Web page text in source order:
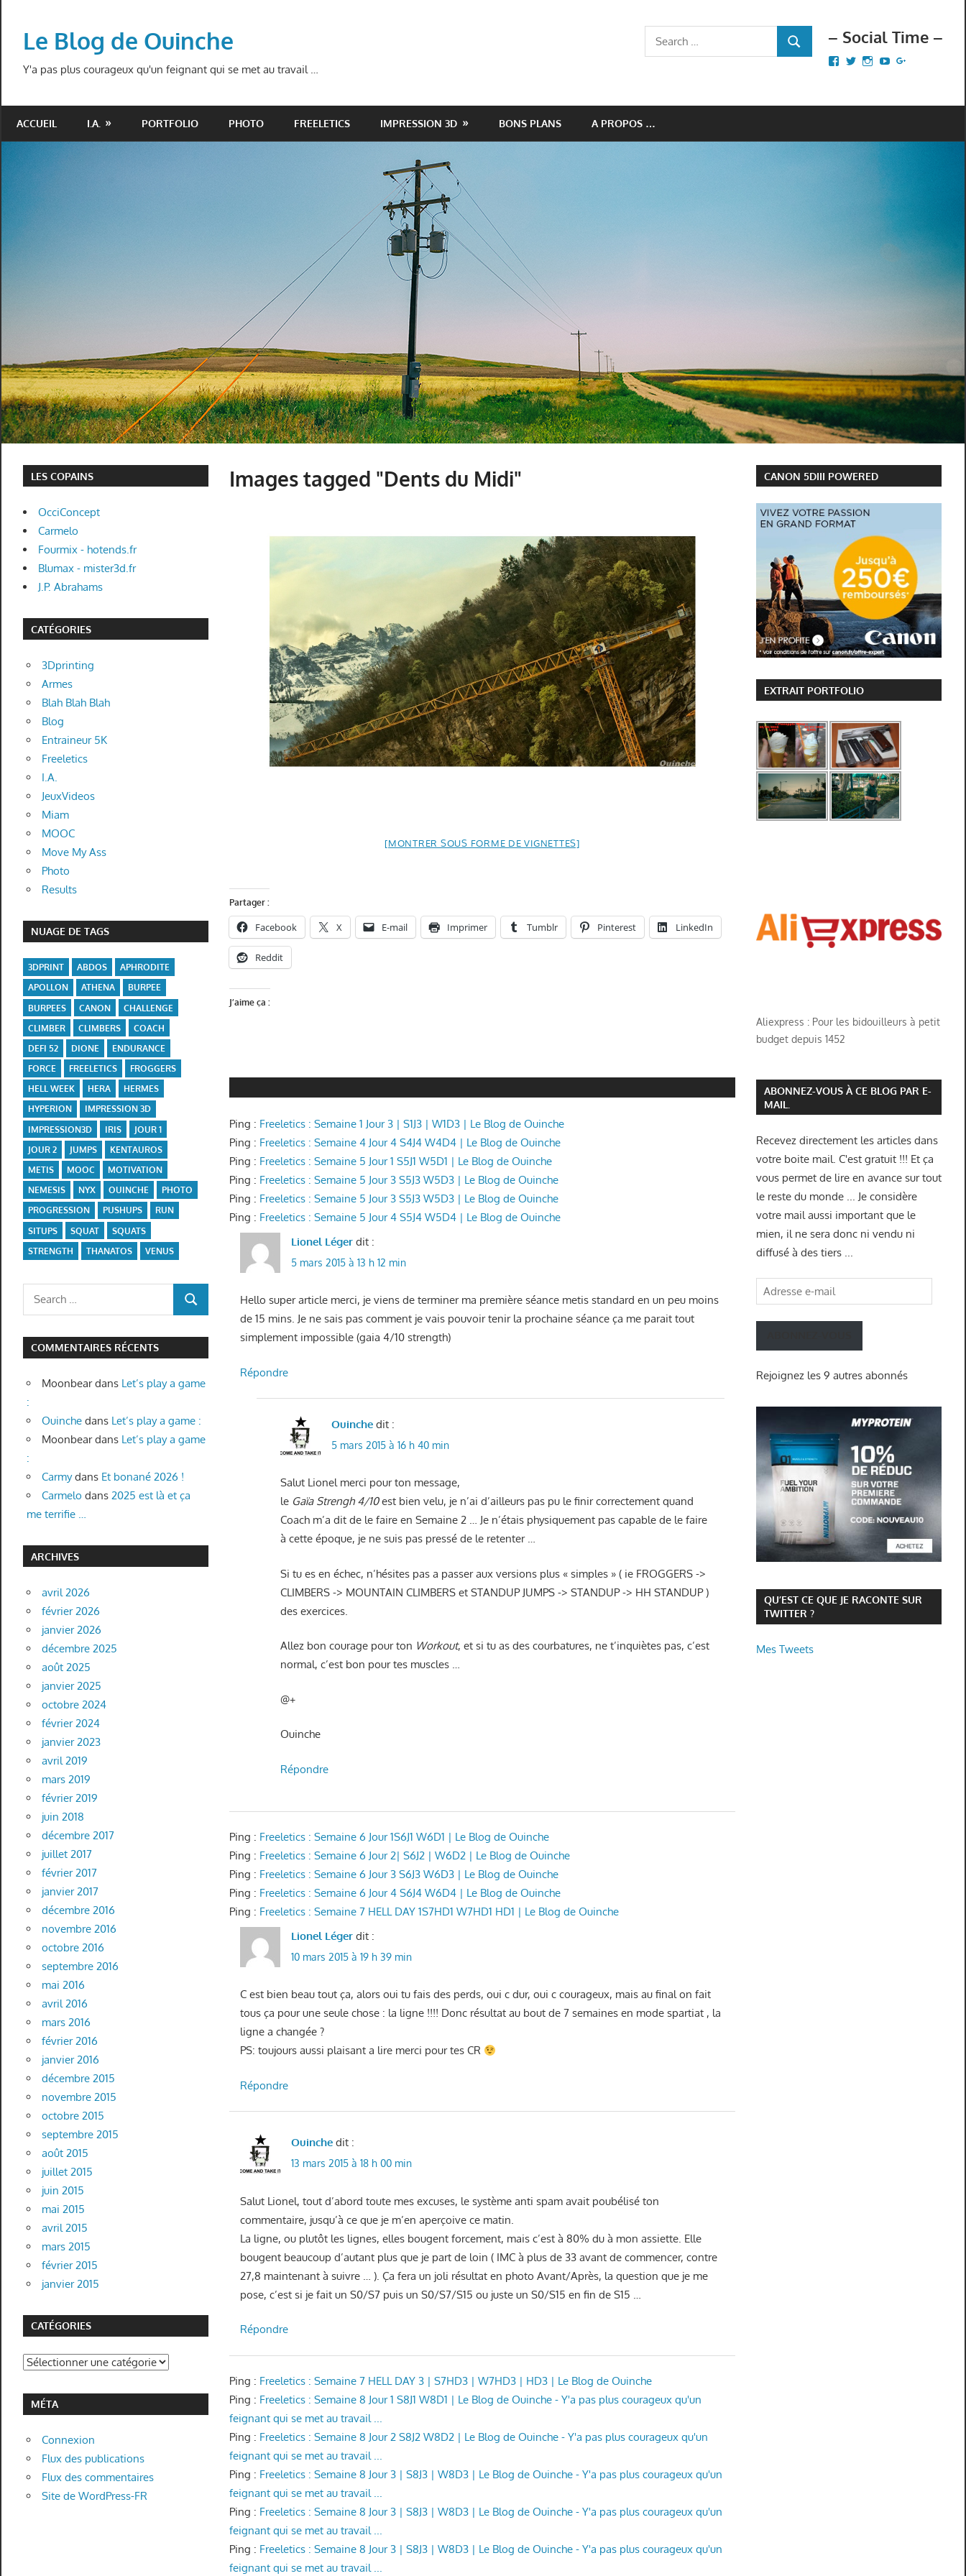
contentLe Blog de Ouinche
Y'a pas plus courageux qu'un feignant qui se met au travail …
– Social Time –
Facebook
TwitterInstagram
YouTube
Search
for:
SEARCH
ACCUEIL I.A. PORTFOLIO PHOTO FREELETICS IMPRESSION 3D BONS PLANS A PROPOS …
Images tagged "Dents du Midi"
[MONTRER SOUS FORME DE VIGNETTES]
Partager :
Facebook X E-mail Imprimer Tumblr Pinterest LinkedIn
Reddit
J’aime ça :
Ping : Freeletics : Semaine 1 Jour 3 | S1J3 | W1D3 | Le Blog de Ouinche
Ping : Freeletics : Semaine 4 Jour 4 S4J4 W4D4 | Le Blog de Ouinche
Ping : Freeletics : Semaine 5 Jour 1 S5J1 W5D1 | Le Blog de Ouinche
Ping : Freeletics : Semaine 5 Jour 3 S5J3 W5D3 | Le Blog de Ouinche
Ping : Freeletics : Semaine 5 Jour 3 S5J3 W5D3 | Le Blog de Ouinche
Ping : Freeletics : Semaine 5 Jour 4 S5J4 W5D4 | Le Blog de Ouinche
Lionel Léger dit :
5 mars 2015 à 13 h 12 min
Hello super article merci, je viens de terminer ma première séance metis standard en un peu moins
de 15 mins. Je ne sais pas comment je vais pouvoir tenir la prochaine séance ça me parait tout
simplement impossible (gaia 4/10 strength)
Répondre
Ouinche dit :
5 mars 2015 à 16 h 40 min
Salut Lionel merci pour ton message,
le Gaïa Strengh 4/10est bien velu, je n’ai d’ailleurs pas pu le finir correctement quand
Coach m’a dit de le faire en Semaine 2 … Je n’étais physiquement pas capable de le faire
à cette époque, je ne suis pas pressé de le retenter …
Si tu es en échec, n’hésites pas a passer aux versions plus « simples » ( ie FROGGERS ->
CLIMBERS -> MOUNTAIN CLIMBERS et STANDUP JUMPS -> STANDUP -> HH STANDUP )
des exercices.
Allez bon courage pour ton Workout, et si tu as des courbatures, ne t’inquiètes pas, c’est
normal, c’est bon pour tes muscles …
@+
Ouinche
Répondre
Ping : Freeletics : Semaine 6 Jour 1S6J1 W6D1 | Le Blog de Ouinche
Ping : Freeletics : Semaine 6 Jour 2| S6J2 | W6D2 | Le Blog de Ouinche
Ping : Freeletics : Semaine 6 Jour 3 S6J3 W6D3 | Le Blog de Ouinche
Ping : Freeletics : Semaine 6 Jour 4 S6J4 W6D4 | Le Blog de Ouinche
Ping : Freeletics : Semaine 7 HELL DAY 1S7HD1 W7HD1 HD1 | Le Blog de Ouinche
Lionel Léger dit :
10 mars 2015 à 19 h 39 min
C est bien beau tout ça, alors oui tu fais des perds, oui c dur, oui c courageux, mais au final on fait
tous ça pour une seule chose : la ligne !!!! Donc résultat au bout de 7 semaines en mode spartiat , la
ligne a changée ?
PS: toujours aussi plaisant a lire merci pour tes CR
Répondre
Ouinche dit :
13 mars 2015 à 18 h 00 min
Salut Lionel, tout d’abord toute mes excuses, le système anti spam avait poubélisé ton
commentaire, jusqu’à ce que je m’en aperçoive ce matin.
La ligne, ou plutôt les lignes, elles bougent forcement, mais c’est à 80% du à mon assiette. Elle
bougent beaucoup d’autant plus que je part de loin ( IMC à plus de 33 avant de commencer, contre
27,8 maintenant à suivre … ). Ça fera un joli résultat en photo Avant/Après, la question que je me
pose, c’est si je fait un S0/S7 puis un S0/S7/S15 ou juste un S0/S15 en fin de S15 …
Répondre
Ping : Freeletics : Semaine 7 HELL DAY 3 | S7HD3 | W7HD3 | HD3 | Le Blog de Ouinche
Ping : Freeletics : Semaine 8 Jour 1 S8J1 W8D1 | Le Blog de Ouinche - Y'a pas plus courageux qu'un
feignant qui se met au travail ...
Ping : Freeletics : Semaine 8 Jour 2 S8J2 W8D2 | Le Blog de Ouinche - Y'a pas plus courageux qu'un
feignant qui se met au travail ...
Ping : Freeletics : Semaine 8 Jour 3 | S8J3 | W8D3 | Le Blog de Ouinche - Y'a pas plus courageux qu'un
feignant qui se met au travail ...
Ping : Freeletics : Semaine 8 Jour 3 | S8J3 | W8D3 | Le Blog de Ouinche - Y'a pas plus courageux qu'un
feignant qui se met au travail ...
Ping : Freeletics : Semaine 8 Jour 3 | S8J3 | W8D3 | Le Blog de Ouinche - Y'a pas plus courageux qu'un
feignant qui se met au travail ...
LES COPAINS
OcciConcept
Carmelo
Fourmix - hotends.fr
Blumax - mister3d.fr
J.P. Abrahams
CATÉGORIES
3Dprinting
Armes
Blah Blah Blah
Blog
Entraineur 5K
Freeletics
I.A.
JeuxVideos
Miam
MOOC
Move My Ass
Photo
Results
NUAGE DE TAGS
3DPRINT ABDOS
APHRODITE
APOLLON
ATHENA
BURPEE
BURPEES
CANON
CHALLENGE
CLIMBER
CLIMBERS
COACH
DEFI 52
DIONE
ENDURANCE
FORCE
FREELETICS
FROGGERS
HELL WEEK
HERA
HERMES
HYPERION
IMPRESSION 3D
IMPRESSION3D
IRIS
JOUR 1
JOUR 2
JUMPS
KENTAUROS
METIS
MOOC
MOTIVATION
NEMESIS
NYX OUINCHE
PHOTO
PROGRESSION
PUSHUPS
RUN
SITUPS
SQUAT
SQUATS
STRENGTH
THANATOS VENUS
Search
SEARCH
COMMENTAIRES RÉCENTS
Moonbeardans Let’s play a game
:
Ouinchedans Let’s play a game :
Moonbeardans Let’s play a game
:
Carmydans Et bonané 2026 !
Carmelo dans 2025 est là et ça
me terrifie …
ARCHIVES
avril 2026
février 2026
janvier 2026
décembre 2025
août 2025
janvier 2025
octobre 2024
février 2024
janvier 2023
avril 2019
mars 2019
février 2019
juin 2018
décembre 2017
juillet 2017
février 2017
janvier 2017
décembre 2016
novembre 2016
octobre 2016
septembre 2016
mai 2016
avril 2016
mars 2016
février 2016
janvier 2016
décembre 2015
novembre 2015
octobre 2015
septembre 2015
août 2015
juillet 2015
juin 2015
mai 2015
avril 2015
mars 2015
février 2015
janvier 2015
CATÉGORIES
Catégories
MÉTA
Connexion
Flux des publications
Flux des commentaires
Site de WordPress-FR
CANON 5DIII POWERED
EXTRAIT PORTFOLIO
Aliexpress : Pour les bidouilleurs à petit
budget depuis 1452
ABONNEZ-VOUS À CE BLOG PAR E-
MAIL.
Recevez directement les articles dans
votre boite mail. C'est gratuit !!! Et ça
vous permet de lire en avance sur tout
le reste du monde ... Je considère
votre mail aussi important que le
mien, il ne sera donc ni vendu ni
diffusé à des tiers ...
Adresse
e-
mail
Rejoignez les 9 autres abonnés
QU’EST CE QUE JE RACONTE SUR
TWITTER ?
Mes Tweets